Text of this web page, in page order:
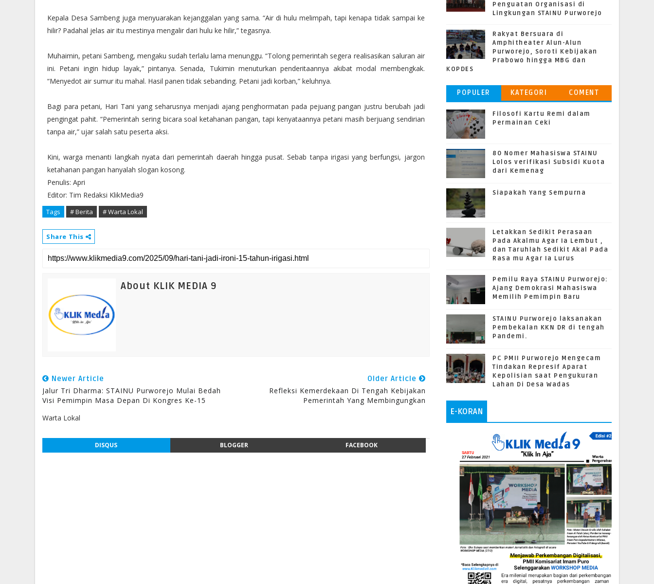
Kepala Desa Sambeng juga menyuarakan kejanggalan yang sama. “Air di hulu melimpah, tapi kenapa tidak sampai ke
hilir? Padahal jelas air itu mestinya mengalir dari hulu ke hilir,” tegasnya.
Muhaimin, petani Sambeng, mengaku sudah terlalu lama menunggu. “Tolong pemerintah segera realisasikan saluran air
ini. Petani ingin hidup layak,” pintanya. Senada, Tukimin menuturkan penderitaannya akibat modal membengkak.
“Menyedot air sumur itu mahal. Hasil panen tidak sebanding. Petani jadi korban,” keluhnya.
Bagi para petani, Hari Tani yang seharusnya menjadi ajang penghormatan pada pejuang pangan justru berubah jadi
pengingat pahit. “Pemerintah sering bicara soal ketahanan pangan, tapi kenyataannya petani masih berjuang sendirian
tanpa air,” ujar salah satu peserta aksi.
Kini, warga menanti langkah nyata dari pemerintah daerah hingga pusat. Sebab tanpa irigasi yang berfungsi, jargon
ketahanan pangan hanyalah slogan kosong.
Penulis: Apri
Editor: Tim Redaksi KlikMedia9
Tags # Berita # Warta Lokal
Share This
About KLIK MEDIA 9
Newer Article
Jalur Tri Dharma: STAINU Purworejo Mulai Bedah
Visi Pemimpin Masa Depan Di Kongres Ke-15
Older Article
Refleksi Kemerdekaan Di Tengah Kebijakan
Pemerintah Yang Membingungkan
Warta Lokal
DISQUS BLOGGER FACEBOOK
Penguatan Organisasi di
Lingkungan STAINU Purworejo
Rakyat Bersuara di
Amphitheater Alun-Alun
Purworejo, Soroti Kebijakan
Prabowo hingga MBG dan
KOPDES
POPULER KATEGORI COMENT
Filosofi Kartu Remi dalam
Permainan Ceki
80 Nomer Mahasiswa STAINU
Lolos verifikasi Subsidi Kuota
dari Kemenag
Siapakah Yang Sempurna
Letakkan Sedikit Perasaan
Pada Akalmu Agar Ia Lembut ,
dan Taruhlah Sedikit Akal Pada
Rasa mu Agar Ia Lurus
Pemilu Raya STAINU Purworejo:
Ajang Demokrasi Mahasiswa
Memilih Pemimpin Baru
STAINU Purworejo laksanakan
Pembekalan KKN DR di tengah
Pandemi.
PC PMII Purworejo Mengecam
Tindakan Represif Aparat
Kepolisian saat Pengukuran
Lahan Di Desa Wadas
E-KORAN